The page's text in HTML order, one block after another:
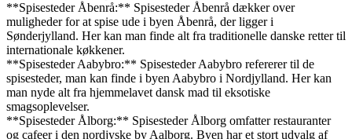
**Spisesteder Åbenrå:** Spisesteder Åbenrå dækker over
muligheder for at spise ude i byen Åbenrå, der ligger i
Sønderjylland. Her kan man finde alt fra traditionelle danske retter til
internationale køkkener.
**Spisesteder Aabybro:** Spisesteder Aabybro refererer til de
spisesteder, man kan finde i byen Aabybro i Nordjylland. Her kan
man nyde alt fra hjemmelavet dansk mad til eksotiske
smagsoplevelser.
**Spisesteder Ålborg:** Spisesteder Ålborg omfatter restauranter
og cafeer i den nordjyske by Aalborg. Byen har et stort udvalg af